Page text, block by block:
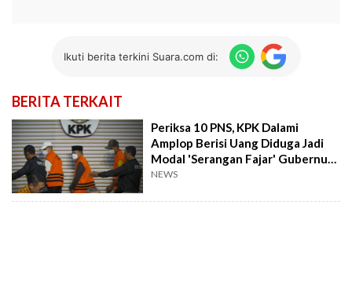
Ikuti berita terkini Suara.com di:
BERITA TERKAIT
Periksa 10 PNS, KPK Dalami
Amplop Berisi Uang Diduga Jadi
Modal 'Serangan Fajar' Gubernur
Bengkulu
NEWS